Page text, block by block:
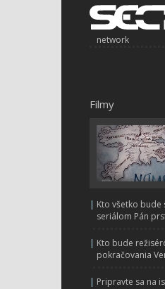
network
Filmy
| Kto všetko bude
seriálom Pán
| Kto bude
pokračovania
| Pripravte sa na